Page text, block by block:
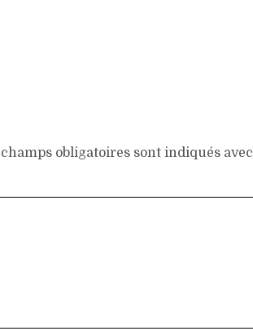
obligatoires sont indiqués avec